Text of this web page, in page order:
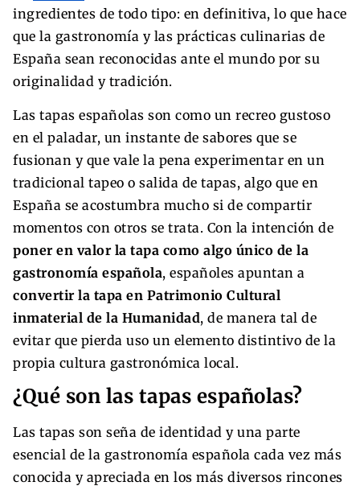
ingredientes de todo tipo: en definitiva, lo que hace
que la gastronomía y las prácticas culinarias de
España sean reconocidas ante el mundo por su
originalidad y tradición.
Las tapas españolas son como un recreo gustoso
en el paladar, un instante de sabores que se
fusionan y que vale la pena experimentar en un
tradicional tapeo o salida de tapas, algo que en
España se acostumbra mucho si de compartir
momentos con otros se trata. Con la intención de
poner en valor la tapa como algo único de la
gastronomía española, españoles apuntan a
convertir la tapa en Patrimonio Cultural
inmaterial de la Humanidad, de manera tal de
evitar que pierda uso un elemento distintivo de la
propia cultura gastronómica local.
¿Qué son las tapas españolas?
Las tapas son seña de identidad y una parte
esencial de la gastronomía española cada vez más
conocida y apreciada en los más diversos rincones